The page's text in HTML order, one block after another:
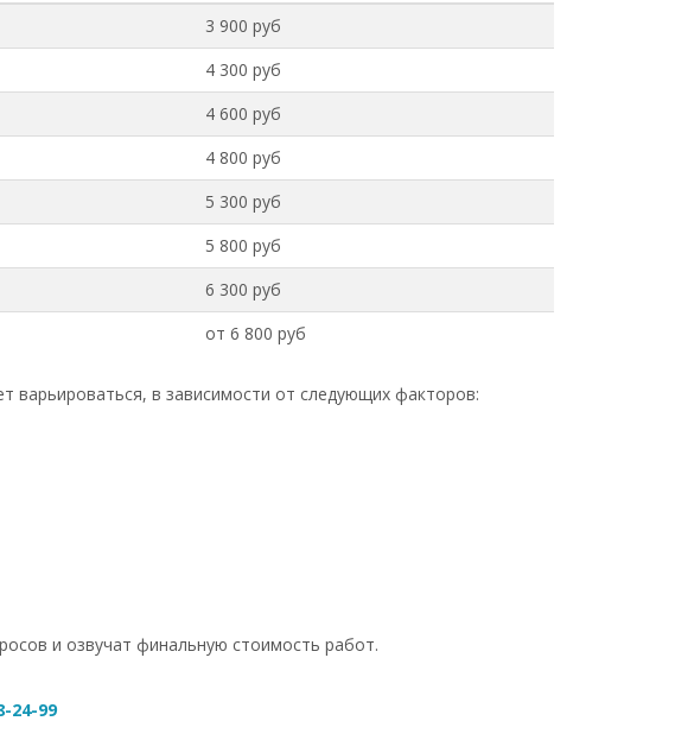
3 900 руб
4 300 руб
4 600 руб
4 800 руб
5 300 руб
5 800 руб
6 300 руб
от 6 800 руб
варьироваться, в зависимости от следующих факторов:
и озвучат финальную стоимость работ.
24-99